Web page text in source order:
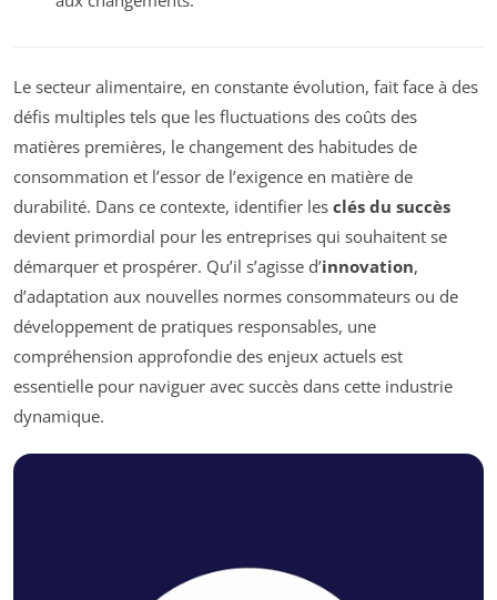
Le secteur alimentaire, en constante évolution, fait face à des
défis multiples tels que les fluctuations des coûts des
matières premières, le changement des habitudes de
consommation et l’essor de l’exigence en matière de
durabilité. Dans ce contexte, identifier les clés du succès
devient primordial pour les entreprises qui souhaitent se
démarquer et prospérer. Qu’il s’agisse d’innovation,
d’adaptation aux nouvelles normes consommateurs ou de
développement de pratiques responsables, une
compréhension approfondie des enjeux actuels est
essentielle pour naviguer avec succès dans cette industrie
dynamique.